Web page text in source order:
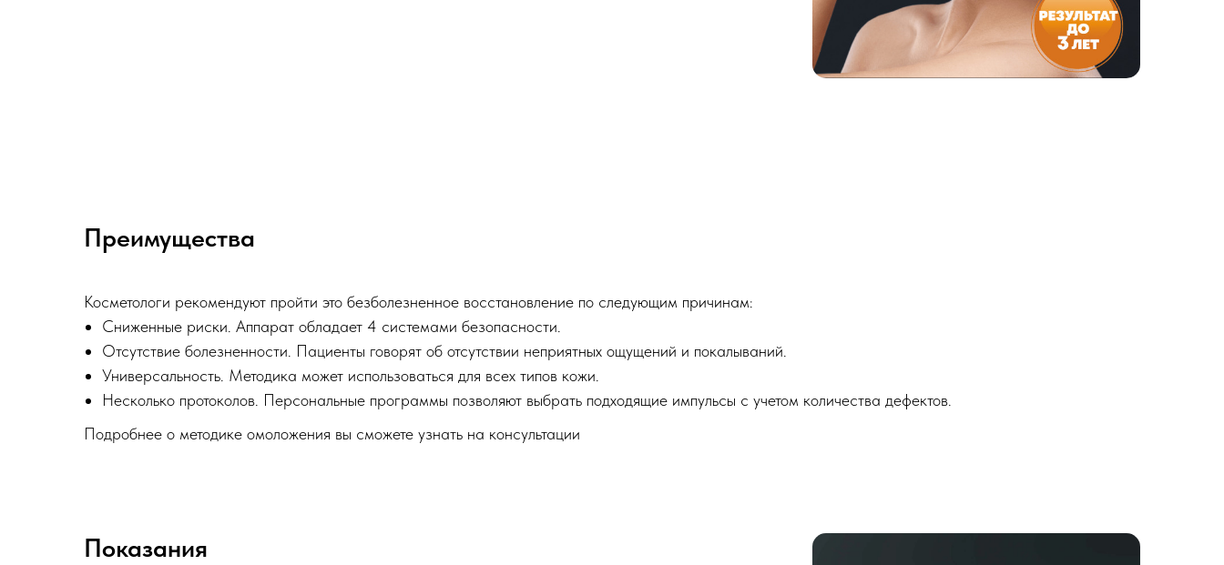
Преимущества
Косметологи рекомендуют пройти это безболезненное восстановление по следующим причинам:
Сниженные риски. Аппарат обладает 4 системами безопасности.
Отсутствие болезненности. Пациенты говорят об отсутствии неприятных ощущений и покалываний.
Универсальность. Методика может использоваться для всех типов кожи.
Несколько протоколов. Персональные программы позволяют выбрать подходящие импульсы с учетом количества дефектов.
Подробнее о методике омоложения вы сможете узнать на консультации
Показания